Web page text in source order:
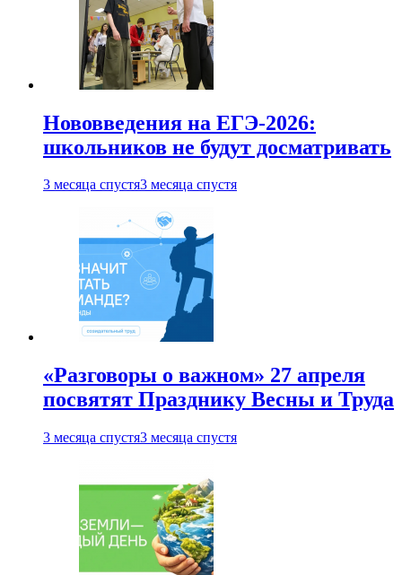
Нововведения на ЕГЭ-2026:
школьников не будут досматривать
3 месяца спустя3 месяца спустя
«Разговоры о важном» 27 апреля
посвятят Празднику Весны и Труда
3 месяца спустя3 месяца спустя